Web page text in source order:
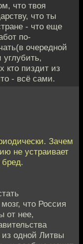
что твоя
что ты
- что еще
по-
очередной
кто пиздит из
- всё сами.
Зачем
не устраивает
бред.
что Россия
от нее,
одной Литвы